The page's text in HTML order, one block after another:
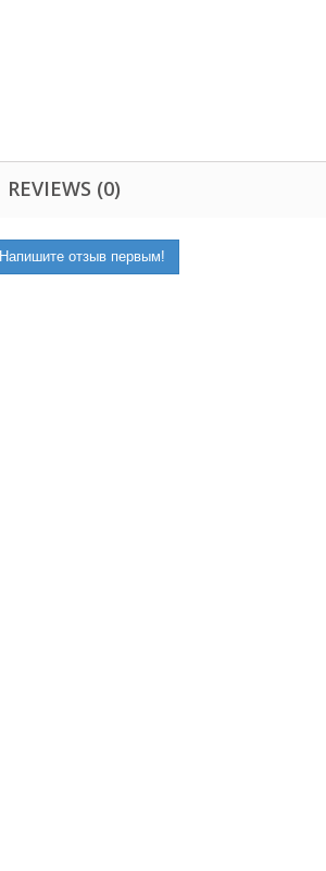
REVIEWS (0)
Напишите отзыв первым!